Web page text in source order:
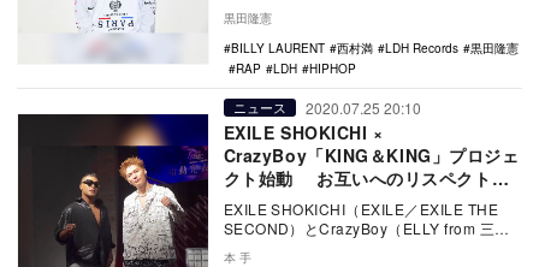
黒田隆憲
BILLY LAURENT
西村満 LDH Records
黒田隆憲
RAP
LDH HIPHOP
ニュース 2020.07.25 20:10
EXILE SHOKICHI ×
CrazyBoy「KING＆KING」プロジェ
クト始動 お互いへのリスペクトを
語る
EXILE SHOKICHI（EXILE／EXILE THE
SECOND）とCrazyBoy（ELLY from 三代
目 J …
本 手